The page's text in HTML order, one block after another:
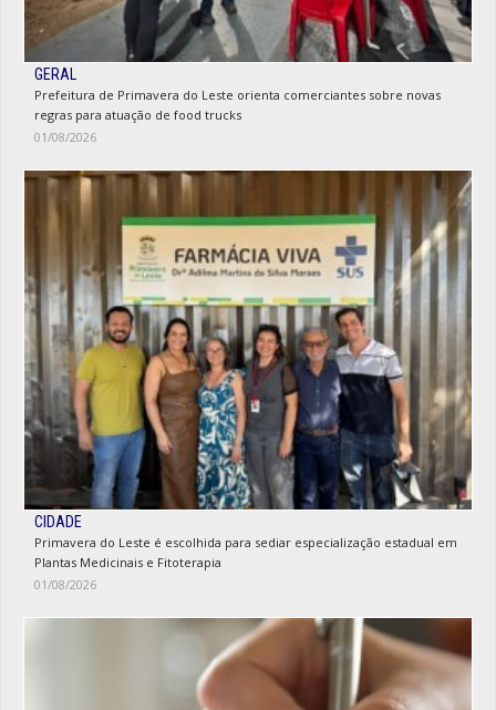
GERAL
Prefeitura de Primavera do Leste orienta comerciantes sobre novas
regras para atuação de food trucks
01/08/2026
CIDADE
Primavera do Leste é escolhida para sediar especialização estadual em
Plantas Medicinais e Fitoterapia
01/08/2026